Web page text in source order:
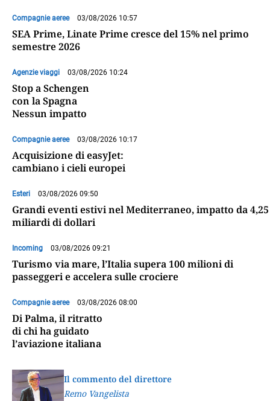
Compagnie aeree 03/08/2026 10:57
SEA Prime, Linate Prime cresce del 15% nel primo
semestre 2026
Agenzie viaggi 03/08/2026 10:24
Stop a Schengen
con la Spagna
Nessun impatto
Compagnie aeree 03/08/2026 10:17
Acquisizione di easyJet:
cambiano i cieli europei
Esteri 03/08/2026 09:50
Grandi eventi estivi nel Mediterraneo, impatto da 4,25
miliardi di dollari
Incoming 03/08/2026 09:21
Turismo via mare, l’Italia supera 100 milioni di
passeggeri e accelera sulle crociere
Compagnie aeree 03/08/2026 08:00
Di Palma, il ritratto
di chi ha guidato
l’aviazione italiana
Il commento del direttore
Remo Vangelista